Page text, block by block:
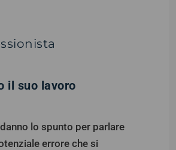
il suo lavoro
lo spunto per parlare
errore che si